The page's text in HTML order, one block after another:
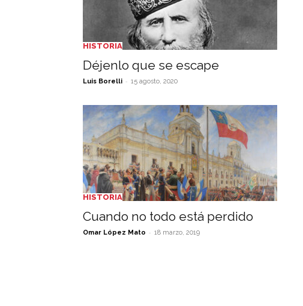
HISTORIA
Déjenlo que se escape
Luis Borelli - 15 agosto, 2020
HISTORIA
Cuando no todo está perdido
Omar López Mato - 18 marzo, 2019